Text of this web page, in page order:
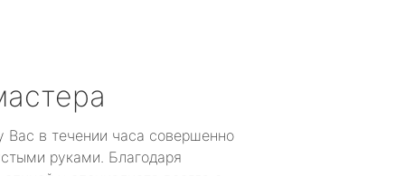
Вас в течении часа совершенно
руками. Благодаря